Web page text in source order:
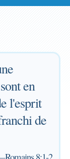
en
l'esprit
de